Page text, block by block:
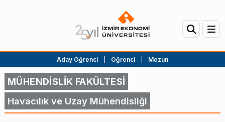
Aday Öğrenci Öğrenci Mezun
MÜHENDİSLİK FAKÜLTESİ
Havacılık ve Uzay Mühendisliği